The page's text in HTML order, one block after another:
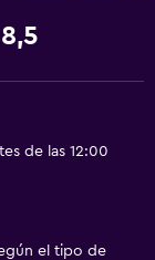
8,5
de las 12:00
el tipo de